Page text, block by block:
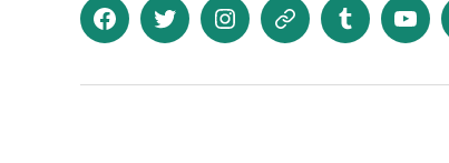
FacebookTwitter InstagramTelegramTumblr